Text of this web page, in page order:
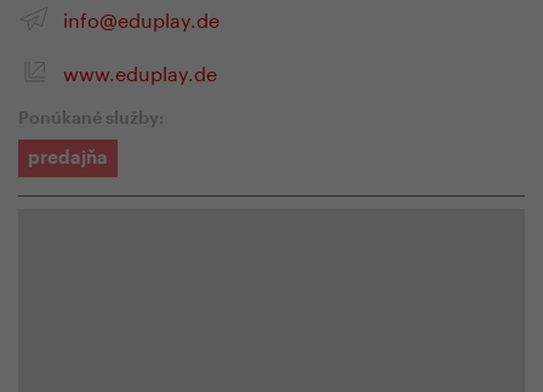
info@eduplay.de
www.eduplay.de
Ponúkané služby:
predajňa